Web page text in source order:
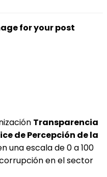
for your post
Transparencia
de Percepción de la
una escala de 0 a 100
en el sector